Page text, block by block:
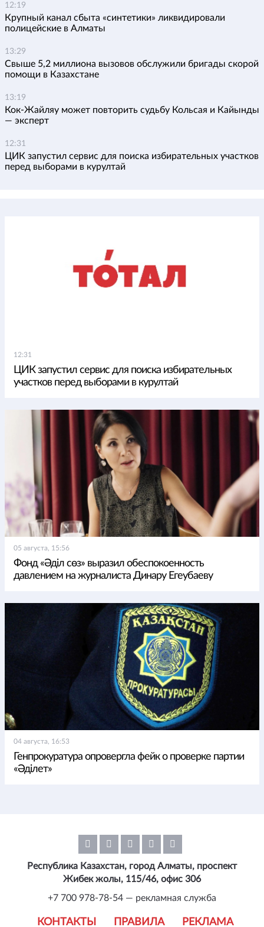
12:19
Крупный канал сбыта «синтетики» ликвидировали
полицейские в Алматы
13:29
Свыше 5,2 миллиона вызовов обслужили бригады скорой
помощи в Казахстане
13:19
Кок-Жайляу может повторить судьбу Кольсая и Кайынды
— эксперт
12:31
ЦИК запустил сервис для поиска избирательных участков
перед выборами в курултай
12:31
ЦИК запустил сервис для поиска избирательных
участков перед выборами в курултай
05 августа, 15:56
Фонд «Әділ сөз» выразил обеспокоенность
давлением на журналиста Динару Егеубаеву
04 августа, 16:53
Генпрокуратура опровергла фейк о проверке партии
«Әділет»
КОНТАКТЫ ПРАВИЛА РЕКЛАМА
Республика Казахстан, город Алматы, проспект
Жибек жолы, 115/46, офис 306
+7 700 978-78-54 — рекламная служба